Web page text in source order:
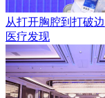
从打开胸腔到打破
医疗发现